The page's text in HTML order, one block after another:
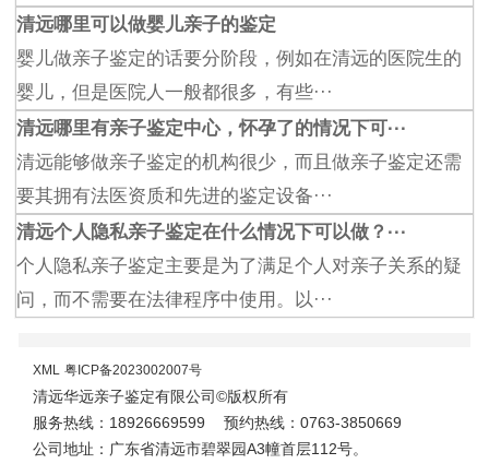
清远哪里可以做婴儿亲子的鉴定
婴儿做亲子鉴定的话要分阶段，例如在清远的医院生的
婴儿，但是医院人一般都很多，有些···
清远哪里有亲子鉴定中心，怀孕了的情况下可···
清远能够做亲子鉴定的机构很少，而且做亲子鉴定还需
要其拥有法医资质和先进的鉴定设备···
清远个人隐私亲子鉴定在什么情况下可以做？···
个人隐私亲子鉴定主要是为了满足个人对亲子关系的疑
问，而不需要在法律程序中使用。以···
XML 粤ICP备2023002007号
清远华远亲子鉴定有限公司©版权所有
服务热线：18926669599
预约热线：0763-3850669
公司地址：广东省清远市碧翠园A3幢首层112号。